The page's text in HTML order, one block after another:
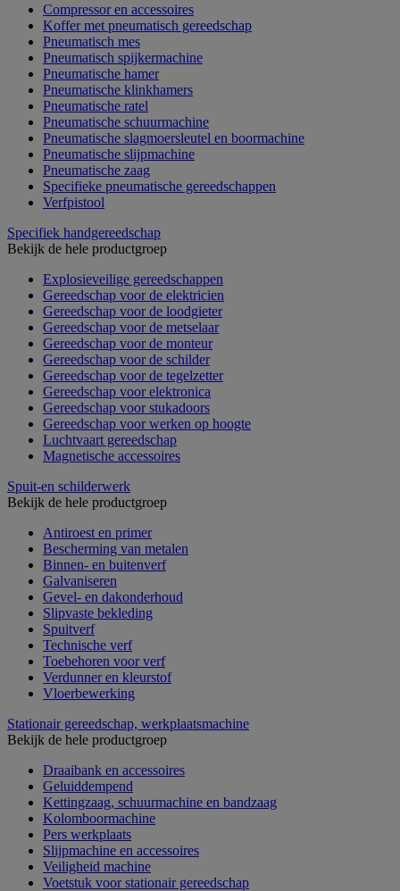
Compressor en accessoires
Koffer met pneumatisch gereedschap
Pneumatisch mes
Pneumatisch spijkermachine
Pneumatische hamer
Pneumatische klinkhamers
Pneumatische ratel
Pneumatische schuurmachine
Pneumatische slagmoersleutel en boormachine
Pneumatische slijpmachine
Pneumatische zaag
Specifieke pneumatische gereedschappen
Verfpistool
Specifiek handgereedschap
Bekijk de hele productgroep
Explosieveilige gereedschappen
Gereedschap voor de elektricien
Gereedschap voor de loodgieter
Gereedschap voor de metselaar
Gereedschap voor de monteur
Gereedschap voor de schilder
Gereedschap voor de tegelzetter
Gereedschap voor elektronica
Gereedschap voor stukadoors
Gereedschap voor werken op hoogte
Luchtvaart gereedschap
Magnetische accessoires
Spuit-en schilderwerk
Bekijk de hele productgroep
Antiroest en primer
Bescherming van metalen
Binnen- en buitenverf
Galvaniseren
Gevel- en dakonderhoud
Slipvaste bekleding
Spuitverf
Technische verf
Toebehoren voor verf
Verdunner en kleurstof
Vloerbewerking
Stationair gereedschap, werkplaatsmachine
Bekijk de hele productgroep
Draaibank en accessoires
Geluiddempend
Kettingzaag, schuurmachine en bandzaag
Kolomboormachine
Pers werkplaats
Slijpmachine en accessoires
Veiligheid machine
Voetstuk voor stationair gereedschap